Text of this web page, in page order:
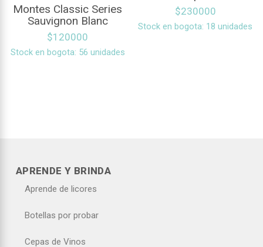
Montes Classic Series
Sauvignon Blanc
$120000
Stock en bogota: 56 unidades
$230000
Stock en bogota: 18 unidades
APRENDE Y BRINDA
Aprende de licores
Botellas por probar
Cepas de Vinos